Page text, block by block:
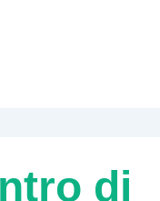
di